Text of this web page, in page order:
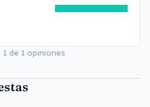
1 de 1 opiniones